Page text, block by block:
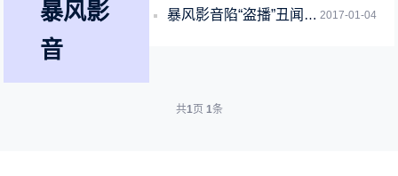
暴风影
音
2017-01-04
暴风影音陷“盗播”丑闻！在“2015央视春晚”上栽了跟头！
共1页 1条